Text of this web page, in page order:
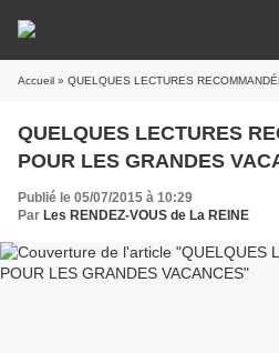
Accueil » QUELQUES LECTURES
QUELQUES LECTURES
POUR LES GRANDES
Publié le 05/07/2015 à 10:29
Par Les RENDEZ-VOUS de La REINE